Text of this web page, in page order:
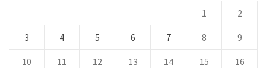
1
2
3 4 5 6 7 8 9
10 11 12 13 14 15 16